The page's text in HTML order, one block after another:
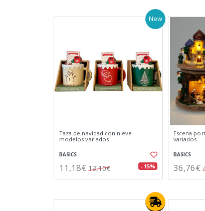
New
Taza de navidad con nieve
modelos variados
BASICS
11,18€ 13,10€ - 15%
Escena
variados
BASICS
36,76€